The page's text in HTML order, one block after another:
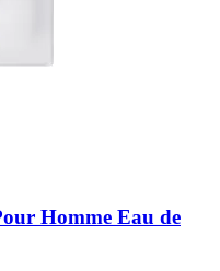
Homme Eau de